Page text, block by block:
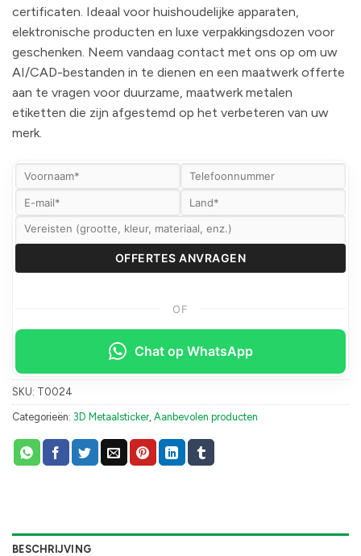
certificaten. Ideaal voor huishoudelijke apparaten,
elektronische producten en luxe verpakkingsdozen voor
geschenken. Neem vandaag contact met ons op om uw
AI/CAD-bestanden in te dienen en een maatwerk offerte
aan te vragen voor duurzame, maatwerk metalen
etiketten die zijn afgestemd op het verbeteren van uw
merk.
OF
Chat op WhatsApp
SKU: T0024
Categorieën: 3D Metaalsticker, Aanbevolen producten
BESCHRIJVING